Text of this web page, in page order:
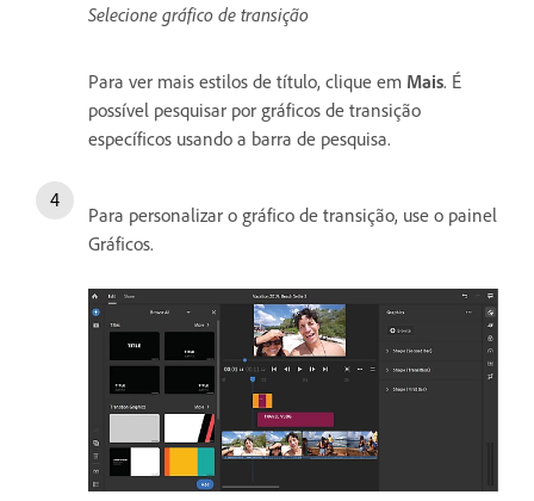
Selecione gráfico de transição
Para ver mais estilos de título, clique em Mais. É
possível pesquisar por gráficos de transição
específicos usando a barra de pesquisa.
Para personalizar o gráfico de transição, use o painel
Gráficos.